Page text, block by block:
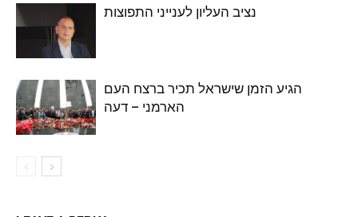
נציב העליון לענייני התפוצות
הגיע הזמן שישראל תכיר ברצח העם
הארמני – דעה